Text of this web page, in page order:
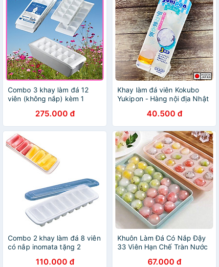
Combo 3 khay làm đá 12
viên (không nắp) kèm 1
10x15cm275.000 đ
Khay làm đá viên Kokubo
Yukipon - Hàng nội địa Nhật
40.500 đ
Combo 2 khay làm đá 8 viên
có nắp inomata tặng 2
110.000 đ
Khuôn Làm Đá Có Nắp Đậy
33 Viên Hạn Chế Tràn Nước
67.000 đ